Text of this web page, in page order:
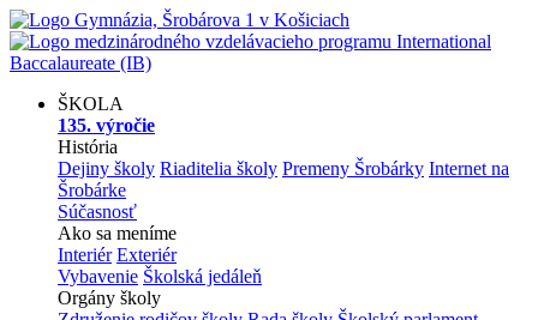
ŠKOLA
135. výročie
História
Dejiny školy Riaditelia školy Premeny Šrobárky Internet na
Šrobárke
Súčasnosť
Ako sa meníme
Interiér Exteriér
Vybavenie Školská jedáleň
Orgány školy